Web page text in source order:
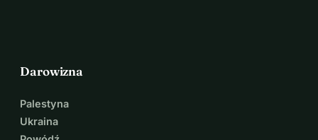
Darowizna
Palestyna
Ukraina